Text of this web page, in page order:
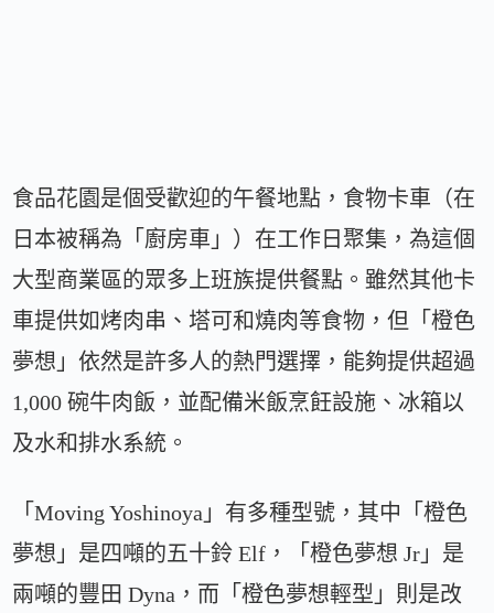
食品花園是個受歡迎的午餐地點，食物卡車（在
日本被稱為「廚房車」）在工作日聚集，為這個
大型商業區的眾多上班族提供餐點。雖然其他卡
車提供如烤肉串、塔可和燒肉等食物，但「橙色
夢想」依然是許多人的熱門選擇，能夠提供超過
1,000 碗牛肉飯，並配備米飯烹飪設施、冰箱以
及水和排水系統。
「Moving Yoshinoya」有多種型號，其中「橙色
夢想」是四噸的五十鈴 Elf，「橙色夢想 Jr」是
兩噸的豐田 Dyna，而「橙色夢想輕型」則是改